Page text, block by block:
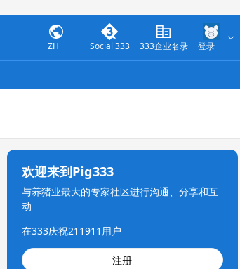
ZH Social 333 333企业名录 登录
欢迎来到Pig333
与养猪业最大的专家社区进行沟通、分享和互
动
在333庆祝211911用户
注册